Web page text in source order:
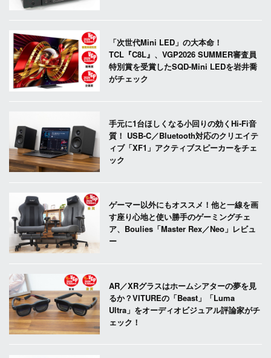
「次世代Mini LED」の大本命！
TCL『C8L』、VGP2026 SUMMER審査員
特別賞を受賞したSQD-Mini LEDを岩井喬
がチェック
手元に1台ほしくなる小回りの効くHi-Fi音
質！ USB-C／Bluetooth対応のクリエイテ
ィブ「XF1」アクティブスピーカーをチェ
ック
ゲーマー以外にもオススメ！他と一線を画
す座り心地と使い勝手のゲーミングチェ
ア、Boulies「Master Rex／Neo」レビュ
ー
AR／XRグラスはホームシアターの夢を見
るか？VITUREの「Beast」「Luma
Ultra」をオーディオビジュアル評論家がチ
ェック！